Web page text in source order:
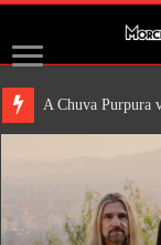
A Chuva Purpura